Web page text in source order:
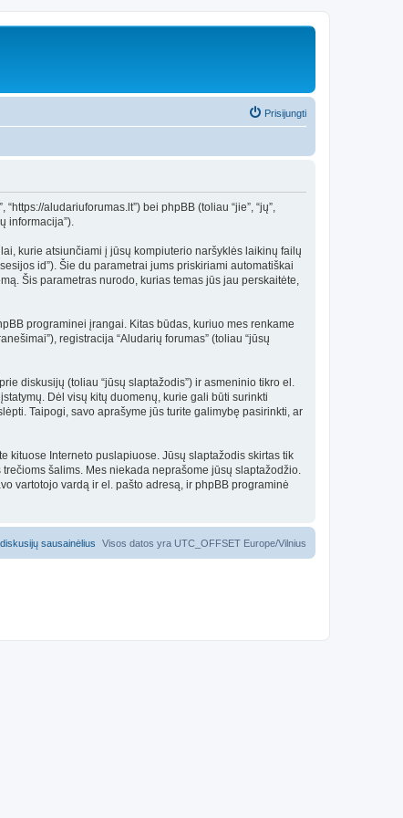
Prisijungti
aludariuforumas.lt”) bei phpBB (toliau “jie”, “jų”,
informacija”).
kurie atsiunčiami į jūsų kompiuterio naršyklės laikinų failų
id”). Šie du parametrai jums priskiriami automatiškai
Šis parametras nurodo, kurias temas jūs jau perskaitėte,
programinei įrangai. Kitas būdas, kuriuo mes renkame
registracija “Aludarių forumas” (toliau “jūsų
diskusijų (toliau “jūsų slaptažodis”) ir asmeninio tikro el.
Dėl visų kitų duomenų, kurie gali būti surinkti
Taipogi, savo aprašyme jūs turite galimybę pasirinkti, ar
kituose Interneto puslapiuose. Jūsų slaptažodis skirtas tik
šalims. Mes niekada neprašome jūsų slaptažodžio.
vartotojo vardą ir el. pašto adresą, ir phpBB programinė
Visos datos yra UTC_OFFSET Europe/Vilnius
sausainėlius